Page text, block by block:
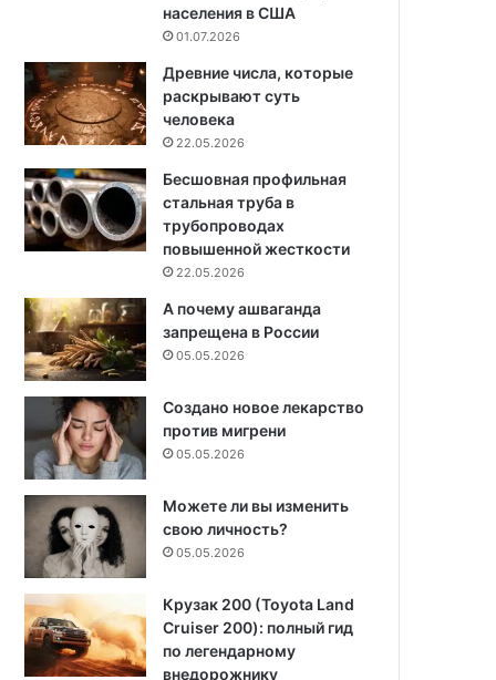
населения в США
01.07.2026
Древние числа, которые
раскрывают суть
человека
22.05.2026
Бесшовная профильная
стальная труба в
трубопроводах
повышенной жесткости
22.05.2026
А почему ашваганда
запрещена в России
05.05.2026
Создано новое лекарство
против мигрени
05.05.2026
Можете ли вы изменить
свою личность?
05.05.2026
Крузак 200 (Toyota Land
Cruiser 200): полный гид
по легендарному
внедорожнику